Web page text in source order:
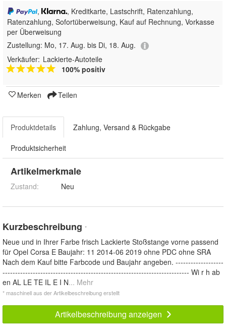
,
, Kreditkarte, Lastschrift, Ratenzahlung,
Ratenzahlung, Sofortüberweisung, Kauf auf Rechnung, Vorkasse
per Überweisung
Zustellung: Mo, 17. Aug. bis Di, 18. Aug.
Verkäufer: Lackierte-Autoteile
100% positiv
Merken Teilen
Produktdetails Zahlung, Versand & Rückgabe
Produktsicherheit
Artikelmerkmale
Zustand: Neu
Kurzbeschreibung *
Neue und in Ihrer Farbe frisch Lackierte Stoßstange vorne passend
für Opel Corsa E Baujahr: 11 2014-06 2019 ohne PDC ohne SRA
Nach dem Kauf bitte Farbcode und Baujahr angeben. -------------------
-------------------------------------------------------------------------- Wi r h ab
en AL LE TE IL E I N... Mehr
* maschinell aus der Artikelbeschreibung erstellt
Artikelbeschreibung anzeigen